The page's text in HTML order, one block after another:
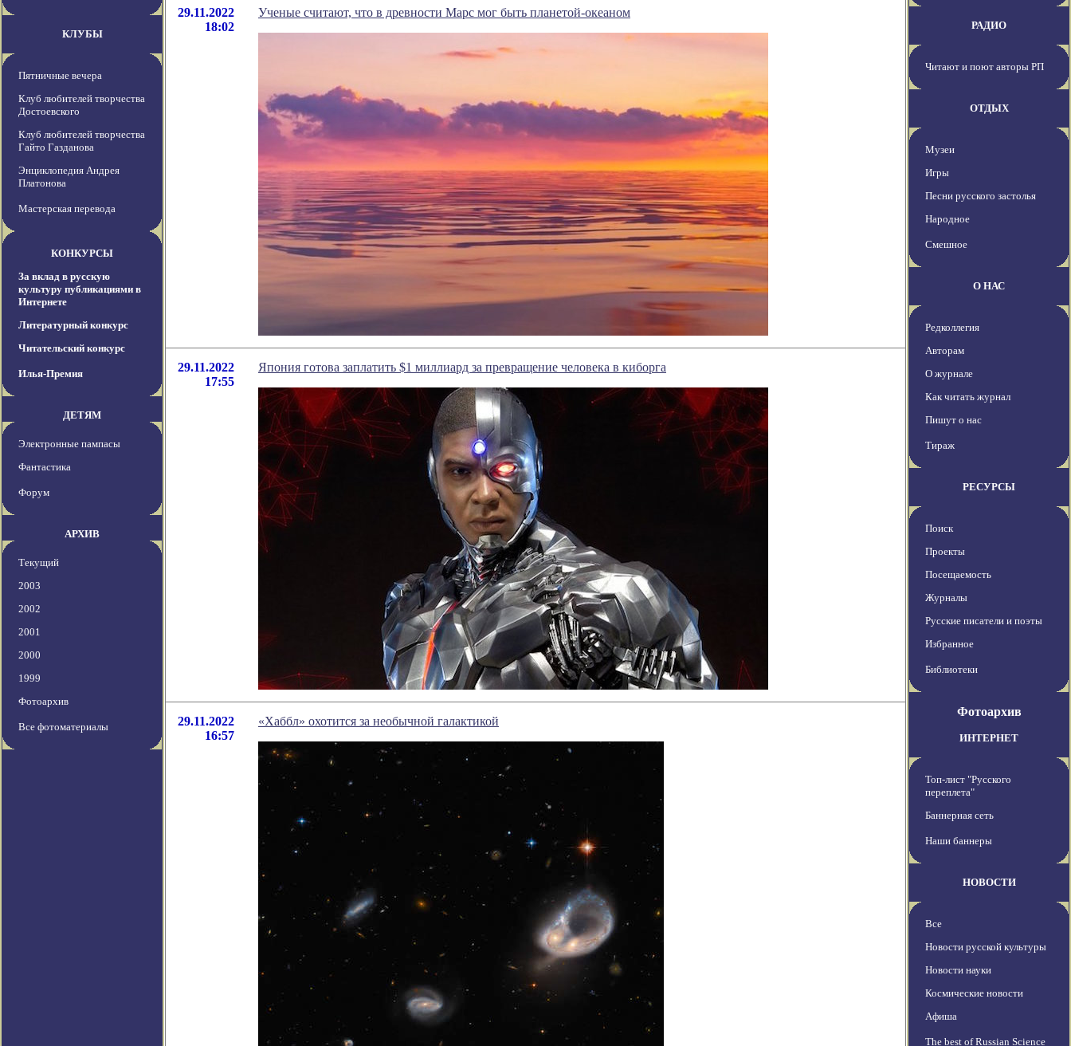
КЛУБЫ
Пятничные вечера
Клуб любителей творчества
Достоевского
Клуб любителей творчества
Гайто Газданова
Энциклопедия Андрея
Платонова
Мастерская перевода
КОНКУРСЫ
За вклад в русскую
культуру публикациями в
Интернете
Литературный конкурс
Читательский конкурс
Илья-Премия
ДЕТЯМ
Электронные пампасы
Фантастика
Форум
АРХИВ
Текущий
2003
2002
2001
2000
1999
Фотоархив
Все фотоматериалы
29.11.2022
18:02
Ученые считают, что в древности Марс мог быть планетой-океаном
29.11.2022
17:55
Япония готова заплатить $1 миллиард за превращение человека в киборга
29.11.2022
16:57
«Хаббл» охотится за необычной галактикой
РАДИО
Читают и поют авторы РП
ОТДЫХ
Музеи
Игры
Песни русского застолья
Народное
Смешное
О НАС
Редколлегия
Авторам
О журнале
Как читать журнал
Пишут о нас
Тираж
РЕСУРСЫ
Поиск
Проекты
Посещаемость
Журналы
Русские писатели и поэты
Избранное
Библиотеки
Фотоархив
ИНТЕРНЕТ
Топ-лист "Русского
переплета"
Баннерная сеть
Наши баннеры
НОВОСТИ
Все
Новости русской культуры
Новости науки
Космические новости
Афиша
The best of Russian Science